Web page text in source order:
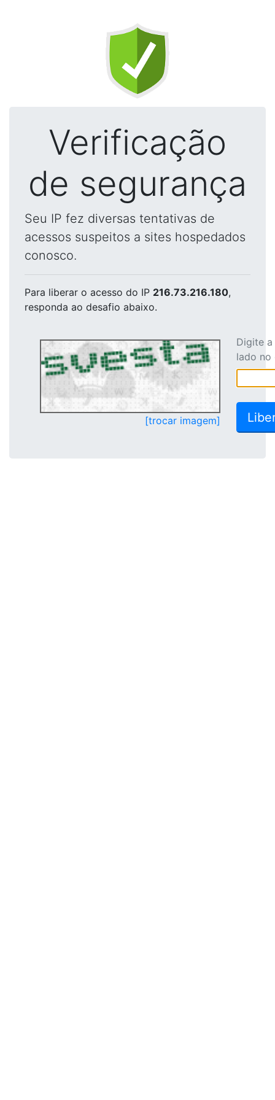
Verificação
de segurança
Seu IP fez diversas tentativas de
acessos suspeitos a sites hospedados
conosco.
Para liberar o acesso do IP 216.73.216.180,
responda ao desafio abaixo.
[trocar imagem]
Digite
lado no